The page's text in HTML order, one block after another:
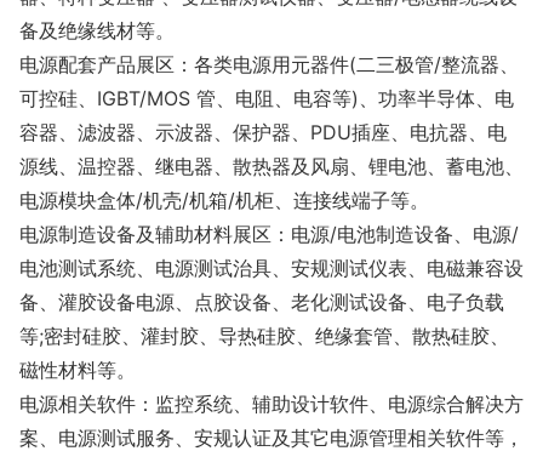
备及绝缘线材等。
电源配套产品展区：各类电源用元器件(二三极管/整流器、
可控硅、IGBT/MOS 管、电阻、电容等)、功率半导体、电
容器、滤波器、示波器、保护器、PDU插座、电抗器、电
源线、温控器、继电器、散热器及风扇、锂电池、蓄电池、
电源模块盒体/机壳/机箱/机柜、连接线端子等。
电源制造设备及辅助材料展区：电源/电池制造设备、电源/
电池测试系统、电源测试治具、安规测试仪表、电磁兼容设
备、灌胶设备电源、点胶设备、老化测试设备、电子负载
等;密封硅胶、灌封胶、导热硅胶、绝缘套管、散热硅胶、
磁性材料等。
电源相关软件：监控系统、辅助设计软件、电源综合解决方
案、电源测试服务、安规认证及其它电源管理相关软件等，